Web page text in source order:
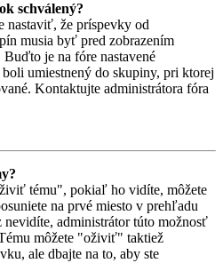
schválený?
nastaviť, že príspevky od
musia byť pred zobrazením
je na fóre nastavené
umiestnený do skupiny, pri ktorej
Kontaktujte administrátora fóra
tému", pokiaľ ho vidíte, môžete
na prvé miesto v prehľadu
administrátor túto možnosť
môžete "oživiť" taktiež
ale dbajte na to, aby ste